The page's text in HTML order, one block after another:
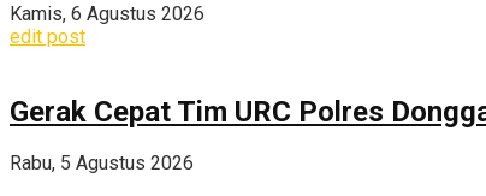
Kamis, 6 Agustus 2026
edit post
Gerak Cepat Tim URC Polres
Rabu, 5 Agustus 2026